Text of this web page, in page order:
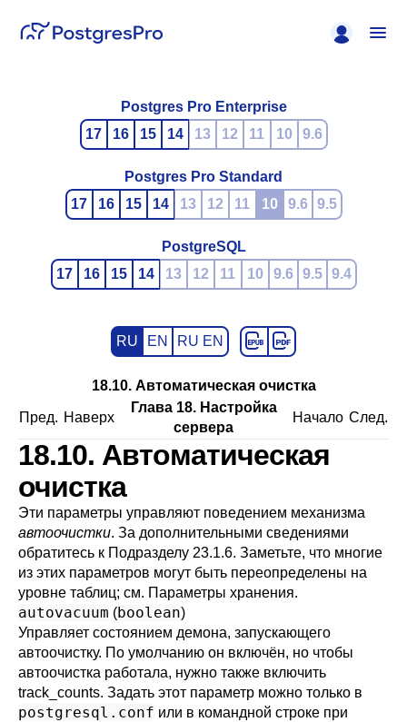
Postgres Pro Enterprise
17
16 15 14 13 12 11 10 9.6
Postgres Pro Standard
17
16 15 14 13 12 11 10 9.6 9.5
PostgreSQL
17
16 15 14 13 12 11 10 9.6 9.5 9.4
RU EN RU EN
18.10. Автоматическая очистка
Пред. Наверх
Глава 18. Настройка
сервера
Начало След.
18.10. Автоматическая
очистка
Эти параметры управляют поведением механизма
автоочистки. За дополнительными сведениями
обратитесь к Подразделу 23.1.6. Заметьте, что многие
из этих параметров могут быть переопределены на
уровне таблиц; см. Параметры хранения.
autovacuum (boolean)
Управляет состоянием демона, запускающего
автоочистку. По умолчанию он включён, но чтобы
автоочистка работала, нужно также включить
track_counts. Задать этот параметр можно только в
postgresql.conf или в командной строке при